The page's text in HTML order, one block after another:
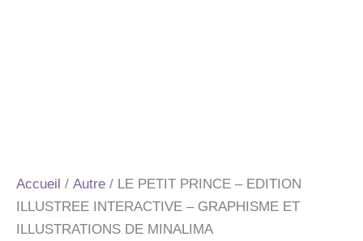
Accueil / Autre / LE PETIT PRINCE – EDITION
ILLUSTREE INTERACTIVE – GRAPHISME ET
ILLUSTRATIONS DE MINALIMA